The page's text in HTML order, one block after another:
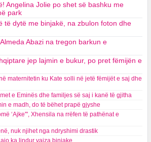
Angelina Jolie po shet së bashku me
park
të dytë me binjakë, na zbulon foton dhe
Abazi na tregon barkun e
jep lajmin e bukur, po pret fëmijën e
maternitetin ku Kate solli në jetë fëmijët e saj dhe
e Eminës dhe familjes së saj i kanë të gjitha
e madh, do të bëhet prapë gjyshe
‘Ajke'", Xhensila na rrëfen të pathënat e
nuk njihet nga ndryshimi drastik
ka lindur vajza binjake